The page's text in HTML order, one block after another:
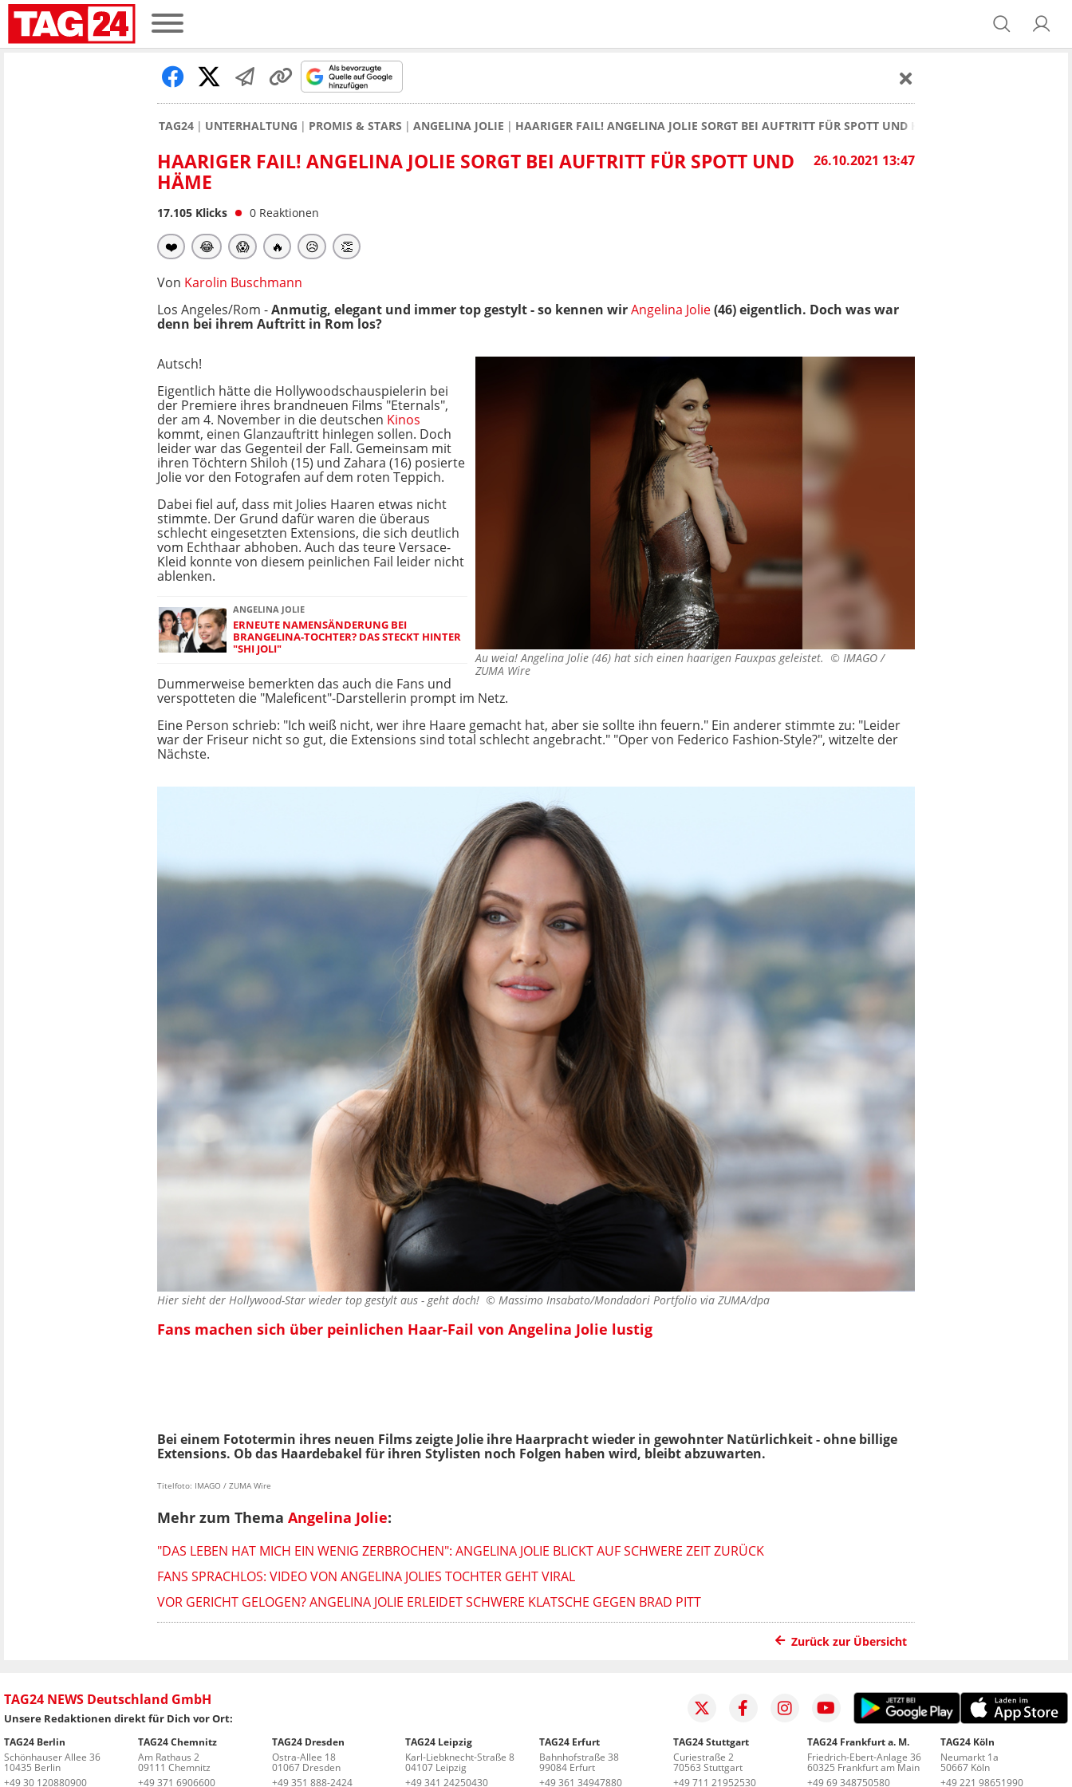
TAG24 UNTERHALTUNG PROMIS & STARS ANGELINA JOLIE HAARIGER FAIL! ANGELINA JOLIE SORGT BEI AUFTRITT FÜR SPOTT UND HÄME
26.10.2021 13:47
HAARIGER FAIL! ANGELINA JOLIE SORGT BEI AUFTRITT FÜR SPOTT UND
HÄME
17.105 Klicks 0 Reaktionen
❤️ 😂 😱 🔥 😥 👏
Von Karolin Buschmann
Los Angeles/Rom -Anmutig, elegant und immer top gestylt - so kennen wirAngelina Jolie(46) eigentlich. Doch was war
denn bei ihrem Auftritt in Rom los?
Au weia! Angelina Jolie (46) hat sich einen haarigen Fauxpas geleistet. © IMAGO /
ZUMA Wire
Autsch!
Eigentlich hätte die Hollywoodschauspielerin bei
der Premiere ihres brandneuen Films "Eternals",
der am 4. November in die deutschen Kinos
kommt, einen Glanzauftritt hinlegen sollen. Doch
leider war das Gegenteil der Fall. Gemeinsam mit
ihren Töchtern Shiloh (15) und Zahara (16) posierte
Jolie vor den Fotografen auf dem roten Teppich.
Dabei fiel auf, dass mit Jolies Haaren etwas nicht
stimmte. Der Grund dafür waren die überaus
schlecht eingesetzten Extensions, die sich deutlich
vom Echthaar abhoben. Auch das teure Versace-
Kleid konnte von diesem peinlichen Fail leider nicht
ablenken.
ANGELINA JOLIE
ERNEUTE NAMENSÄNDERUNG BEI
BRANGELINA-TOCHTER? DAS STECKT HINTER
"SHI JOLI"
Dummerweise bemerkten das auch die Fans und
verspotteten die "Maleficent"-Darstellerin prompt im Netz.
Eine Person schrieb: "Ich weiß nicht, wer ihre Haare gemacht hat, aber sie sollte ihn feuern." Ein anderer stimmte zu: "Leider
war der Friseur nicht so gut, die Extensions sind total schlecht angebracht." "Oper von Federico Fashion-Style?", witzelte der
Nächste.
Hier sieht der Hollywood-Star wieder top gestylt aus - geht doch! © Massimo Insabato/Mondadori Portfolio via ZUMA/dpa
Fans machen sich über peinlichen Haar-Fail von Angelina Jolie lustig
Bei einem Fototermin ihres neuen Films zeigte Jolie ihre Haarpracht wieder in gewohnter Natürlichkeit - ohne billige
Extensions. Ob das Haardebakel für ihren Stylisten noch Folgen haben wird, bleibt abzuwarten.
Titelfoto: IMAGO / ZUMA Wire
Mehr zum Thema Angelina Jolie:
"DAS LEBEN HAT MICH EIN WENIG ZERBROCHEN": ANGELINA JOLIE BLICKT AUF SCHWERE ZEIT ZURÜCK
FANS SPRACHLOS: VIDEO VON ANGELINA JOLIES TOCHTER GEHT VIRAL
VOR GERICHT GELOGEN? ANGELINA JOLIE ERLEIDET SCHWERE KLATSCHE GEGEN BRAD PITT
Zurück zur Übersicht
TAG24 NEWS Deutschland GmbH
Unsere Redaktionen direkt für Dich vor Ort:
TAG24 Berlin
Schönhauser Allee 36
10435 Berlin
+49 30 120880900
TAG24 Chemnitz
Am Rathaus 2
09111 Chemnitz
+49 371 6906600
TAG24 Dresden
Ostra-Allee 18
01067 Dresden
+49 351 888-2424
TAG24 Leipzig
Karl-Liebknecht-Straße 8
04107 Leipzig
+49 341 24250430
TAG24 Erfurt
Bahnhofstraße 38
99084 Erfurt
+49 361 34947880
TAG24 Stuttgart
Curiestraße 2
70563 Stuttgart
+49 711 21952530
TAG24 Frankfurt a. M.
Friedrich-Ebert-Anlage 36
60325 Frankfurt am Main
+49 69 348750580
TAG24 Köln
Neumarkt 1a
50667 Köln
+49 221 98651990